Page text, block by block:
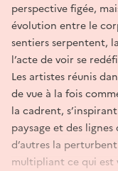
perspective figée,
évolution entre le
sentiers serpentent,
l’acte de voir se
Les artistes réunis
de vue à la fois
la cadrent,
paysage et des
d’autres la
multipliant ce qui est